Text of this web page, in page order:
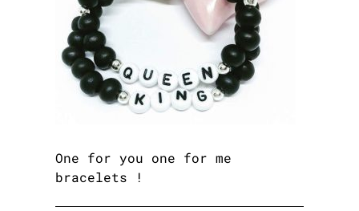
One for you one for me
bracelets !